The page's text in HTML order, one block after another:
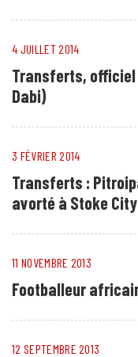
4 JUILLET 2014
Transferts, officiel
Dabi)
3 FÉVRIER 2014
Transferts :
avorté à Stoke City
11 NOVEMBRE 2013
Footballeur
12 SEPTEMBRE 2013